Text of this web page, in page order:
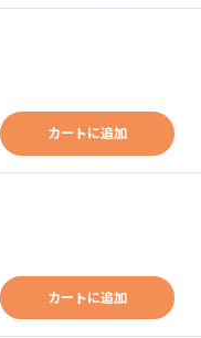
カートに追加
カートに追加